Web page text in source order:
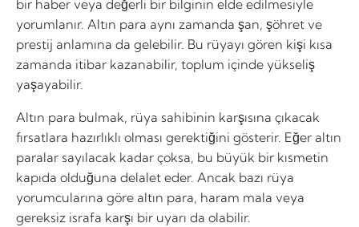
bir haber veya değerli bir bilginin elde edilmesiyle
yorumlanır. Altın para aynı zamanda şan, şöhret ve
prestij anlamına da gelebilir. Bu rüyayı gören kişi kısa
zamanda itibar kazanabilir, toplum içinde yükseliş
yaşayabilir.
Altın para bulmak, rüya sahibinin karşısına çıkacak
fırsatlara hazırlıklı olması gerektiğini gösterir. Eğer altın
paralar sayılacak kadar çoksa, bu büyük bir kısmetin
kapıda olduğuna delalet eder. Ancak bazı rüya
yorumcularına göre altın para, haram mala veya
gereksiz israfa karşı bir uyarı da olabilir.